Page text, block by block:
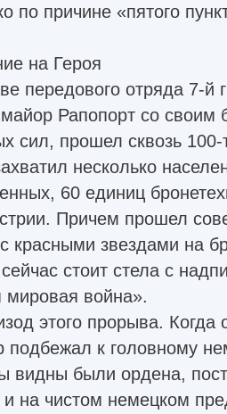
по причине «пятого
на Героя
передового отряда 7-й
Рапопорт со своим
сил, прошел сквозь 100-
несколько
60 единиц
Причем прошел
красными звездами на
стоит стела с
мировая война».
этого прорыва. Когда
подбежал к головному
видны были ордена,
и на чистом немецком